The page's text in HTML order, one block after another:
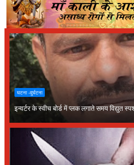
घटना -दुर्घटना
इन्वर्टर के स्वीच बोर्ड में प्लक लगाते समय विद्युत